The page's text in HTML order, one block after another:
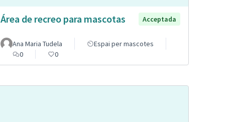
Área de recreo para mascotas Acceptada
Ana Maria Tudela
Espai per mascotes
0
0